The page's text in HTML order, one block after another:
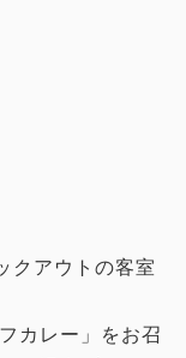
クアウトの客室
カレー」をお召